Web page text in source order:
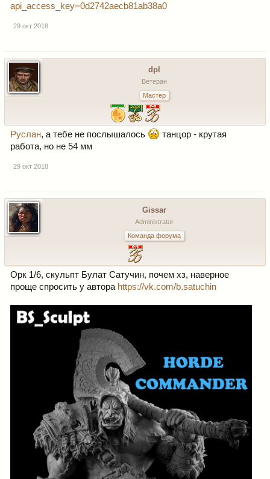
api_access_key=0d2742aecb81ab38a0
29 окт 2018
dpl
Ветеран
Мастер
Руслан, а тебе не послышалось
танцор - крутая
работа, но не 54 мм
29 окт 2018
Gissar
Administrator
Команда форума
Орк 1/6, скульпт Булат Сатучин, почем хз, наверное
проще спросить у автора https://vk.com/b.satuchin